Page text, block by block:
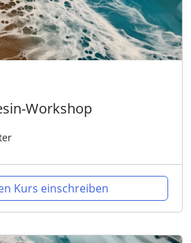
Workshop
Kurs einschreiben